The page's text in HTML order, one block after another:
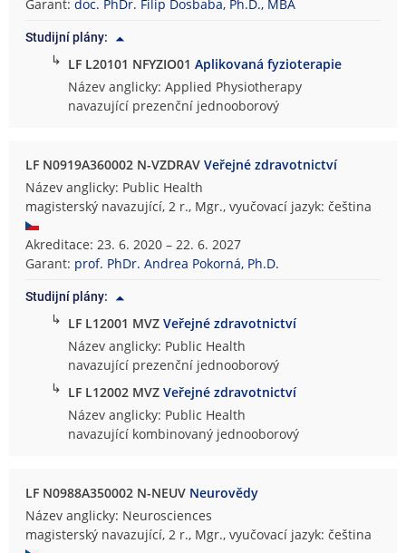
Garant:doc. PhDr. Filip Dosbaba, Ph.D., MBA
Studijní plány:
↳ LF L20101 NFYZIO01Aplikovaná fyzioterapie
Název anglicky: Applied Physiotherapy
navazující prezenční jednooborový
LF N0919A360002 N-VZDRAVVeřejné zdravotnictví
Název anglicky: Public Health
magisterský navazující, 2 r., Mgr., vyučovací jazyk: čeština
Akreditace: 23. 6. 2020 – 22. 6. 2027
Garant: prof. PhDr. Andrea Pokorná, Ph.D.
Studijní plány:
↳ LF L12001 MVZVeřejné zdravotnictví
Název anglicky: Public Health
navazující prezenční jednooborový
↳ LF L12002 MVZVeřejné zdravotnictví
Název anglicky: Public Health
navazující kombinovaný jednooborový
LF N0988A350002 N-NEUV Neurovědy
Název anglicky: Neurosciences
magisterský navazující, 2 r., Mgr., vyučovací jazyk: čeština